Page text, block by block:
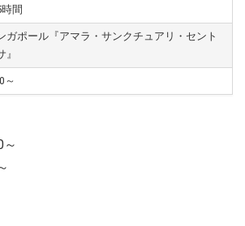
間
ガポール『アマラ・サンクチュアリ・セント
』
～
～